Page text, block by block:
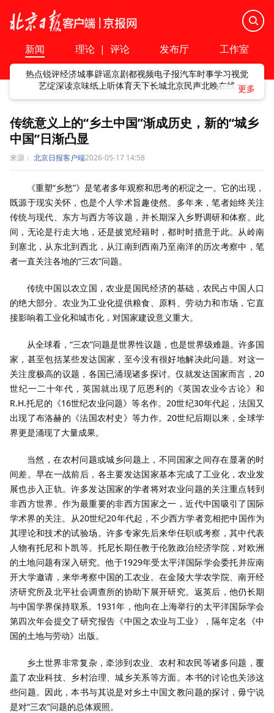
新闻 理论 | 评论 发布厅 工作室
热点锐评经济城事辟谣京剧都视频电子报汽车时事学习视觉
艺绽深读京味纸上听体育天下长城北京民声北晚在线
传统意义上的“乡土中国”渐成历史，新的“城乡
中国”日渐凸显
来源： 北京日报客户端2026-05-17 14:58
《重塑“乡愁”》是笔者多年观察和思考的积淀之一。它的出现，
既源于现实关怀，也是个人学术旨趣使然。多年来，笔者始终关注
传统与现代、东方与西方等议题，并长期深入乡野调研和体察。此
间，无论是行走大地，还是披览经籍时，都时时措意于此。从岭南
到塞北，从东北到西北，从江南到西南乃至南洋的历次考察中，笔
者一直关注各地的“三农”问题。
传统中国以农立国，农业是国民经济的基础，农民占中国人口
的绝大部分。农业为工业化提供粮食、原料、劳动力和市场，它直
接影响着工业化和城市化，对国家建设意义重大。
从全球看，“三农”问题是世界性议题，也是世界级难题。许多国
家，甚至包括某些发达国家，至今没有很好地解决此问题。对这一
关注度极高的议题，各国已涌现诸多探讨。仅就发达国家而言，20
世纪一二十年代，英国就出现了厄恩利的《英国农业今古论》和
R.H.托尼的《16世纪农业问题》等名作。20世纪30年代起，法国又
出现了布洛赫的《法国农村史》等力作。20世纪后期以来，全球学
界更是涌现了大量成果。
当然，在农村问题或城乡问题上，不同国家之间存在显著的时
间差。早在一战前后，各主要发达国家基本完成了工业化，农业发
展也步入正轨。许多发达国家的学者将对农业问题的关注重点转到
非西方世界。作为最重要的非西方国家之一，近代中国吸引了国际
学术界的关注。从20世纪20年代起，不少西方学者竞相把中国作为
其理论和技术的试验场。许多专家先后来华任职或考察，其中代表
人物有托尼和卜凯等。托尼长期任教于伦敦政治经济学院，对欧洲
的土地问题有深入研究。他于1929年受太平洋国际学会委托并应南
开大学邀请，来华考察中国的工农业。在金陵大学农学院、南开经
济研究所及北平社会调查所的协助下展开研究。返英后，他仍长期
与中国学界保持联系。1931年，他向在上海举行的太平洋国际学会
第四次年会提交了研究报告《中国之农业与工业》，隔年定名《中
国的土地与劳动》出版。
乡土世界非常复杂，牵涉到农业、农村和农民等诸多问题，覆
盖了农业科技、乡村治理、城乡关系等方面。本书的讨论也关涉这
些问题。因此，本书与其说是对乡土中国文教问题的探讨，毋宁说
是对“三农”问题的总体观照。